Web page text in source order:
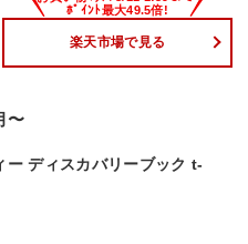
楽天市場で見る
〜
ディスカバリーブック t-